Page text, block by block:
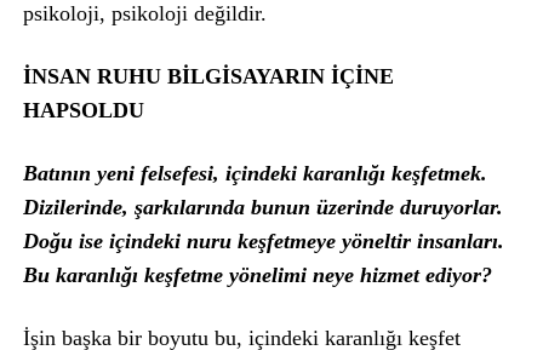
psikoloji, psikoloji değildir.
İNSAN RUHU BİLGİSAYARIN İÇİNE
HAPSOLDU
Batının yeni felsefesi, içindeki karanlığı keşfetmek.
Dizilerinde, şarkılarında bunun üzerinde duruyorlar.
Doğu ise içindeki nuru keşfetmeye yöneltir insanları.
Bu karanlığı keşfetme yönelimi neye hizmet ediyor?
İşin başka bir boyutu bu, içindeki karanlığı keşfet